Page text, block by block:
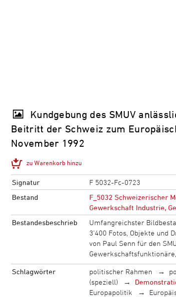
Kundgebung des SMUV
Beitritt der Schweiz zum
November 1992
zu Warenkorb hinzu
Signatur
F 5032-Fc-0723
Bestand
F_5032 Schweizerischer
Gewerkschaft Industrie,
Bestandesbeschrieb
Umfangreichster
3‘400 Fotos, Objekte und
von Paul Senn für den
Schlagwörter politischer Rahmen
(speziell)
Europapolitik